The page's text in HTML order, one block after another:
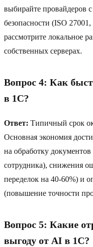
выбирайте провайдеров
безопасности (ISO
рассмотрите локальное
собственных серверах.
Вопрос 4: Как
в 1C?
Ответ: Типичный срок
Основная экономия
на обработку
сотрудника), снижения
переделок на 40-60%) и
(повышение точности
Вопрос 5: Какие
выгоду от AI в 1C?